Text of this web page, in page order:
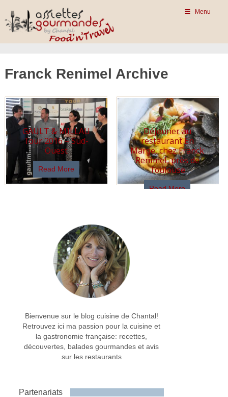
Menu
Franck Renimel Archive
GAULT & MILLAU
Tour 2016 – Sud-
Ouest
Read More
Déjeuner au
restaurant En
Marge, chez Franck
Renimel, près de
Toulouse
Read More
Bienvenue sur le blog cuisine de Chantal!
Retrouvez ici ma passion pour la cuisine et
la gastronomie française: recettes,
découvertes, balades gourmandes et avis
sur les restaurants
Partenariats